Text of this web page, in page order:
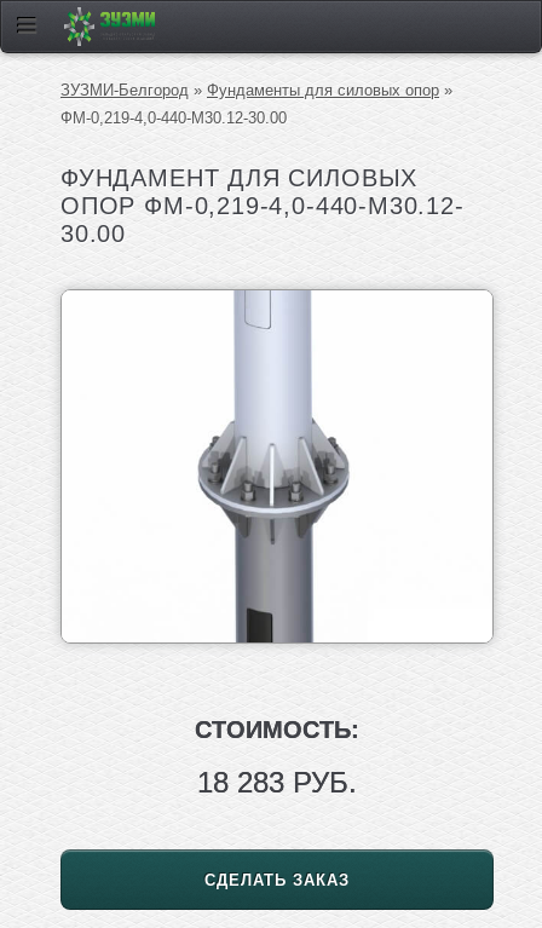
ЗУЗМИ-Белгород » Фундаменты для силовых опор »
ФМ-0,219-4,0-440-М30.12-30.00
ФУНДАМЕНТ ДЛЯ СИЛОВЫХ
ОПОР ФМ-0,219-4,0-440-М30.12-
30.00
СТОИМОСТЬ:
18 283 РУБ.
СДЕЛАТЬ ЗАКАЗ